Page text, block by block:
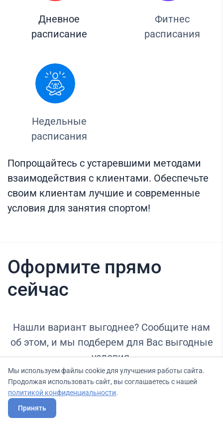
Дневное
расписание
Фитнес
расписания
Недельные
расписания
Попрощайтесь с устаревшими методами
взаимодействия с клиентами. Обеспечьте
своим клиентам лучшие и современные
условия для занятия спортом!
Оформите прямо
сейчас
Нашли вариант выгоднее? Сообщите нам
об этом, и мы подберем для Вас выгодные
условия.
Тариф
Мы используем файлы cookie для улучшения работы сайта.
Продолжая использовать сайт, вы соглашаетесь с нашей
политикой конфиденциальности.
Принять